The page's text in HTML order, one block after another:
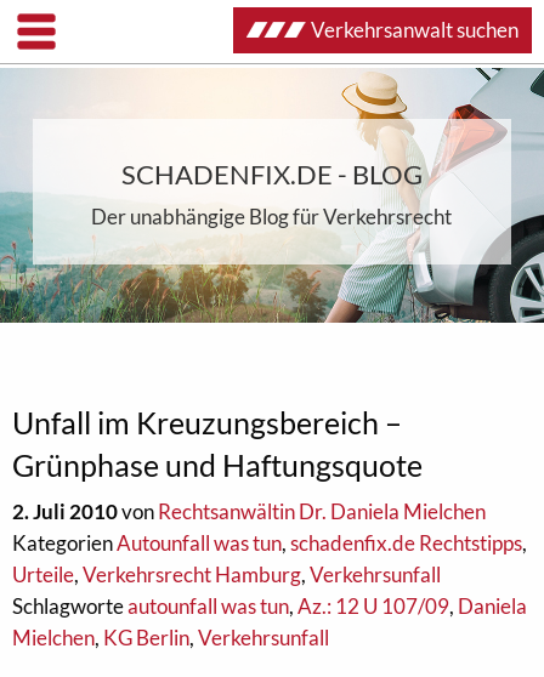
SCHADENFIX.DE - BLOG
Der unabhängige Blog für Verkehrsrecht
Unfall im Kreuzungsbereich –
Grünphase und Haftungsquote
2. Juli 2010vonRechtsanwältin Dr. Daniela Mielchen
KategorienAutounfall was tun,schadenfix.de Rechtstipps,
Urteile,Verkehrsrecht Hamburg,Verkehrsunfall
Schlagworteautounfall was tun,Az.: 12 U 107/09, Daniela
Mielchen, KG Berlin,Verkehrsunfall
Verkehrsanwalt suchen